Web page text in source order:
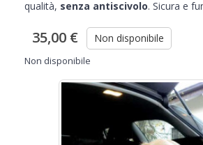
qualità, senza antiscivolo. Sicura e
35,00 € Non disponibile
Non disponibile